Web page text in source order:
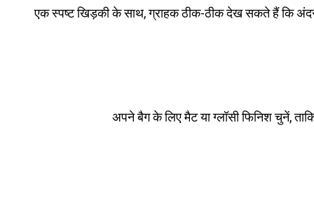
एक स्पष्ट खिड़की के साथ, ग्राहक ठीक-ठीक देख सकते हैं कि
अपने बैग के लिए मैट या ग्लॉसी फिनिश चुनें,